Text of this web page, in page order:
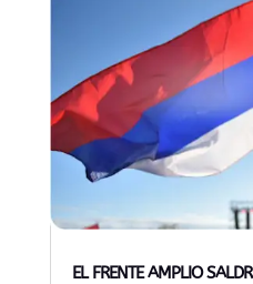
EL FRENTE AMPLIO